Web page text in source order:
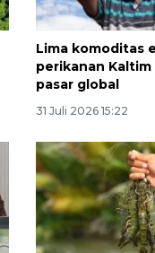
Lima komoditas
perikanan
pasar global
31 Juli 2026 15:22